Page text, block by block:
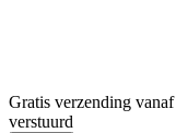
Gratis verzending vanaf
verstuurd